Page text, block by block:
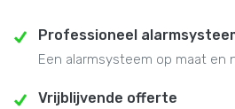
Professioneel
Een alarmsysteem op maat en
Vrijblijvende offerte